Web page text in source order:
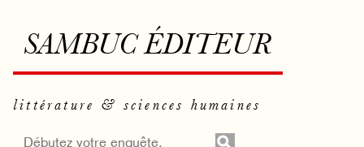
SAMBUC ÉDITEUR
littérature & sciences humaines